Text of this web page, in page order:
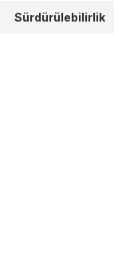
Sürdürülebilirlik